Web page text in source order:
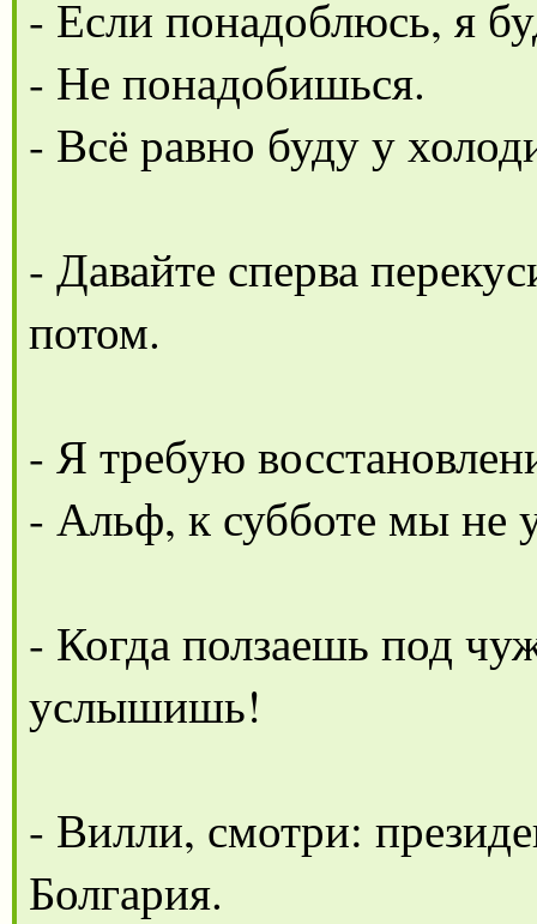
- Если понадоблюсь, я
- Не понадобишься.
- Всё равно буду у
- Давайте сперва
потом.
- Я требую
- Альф, к субботе мы не
- Когда ползаешь под
услышишь!
- Вилли, смотри:
Болгария.